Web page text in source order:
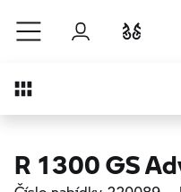
Přejít na hlavní obsah
Přihlášení
Přehled
R 1300 GS